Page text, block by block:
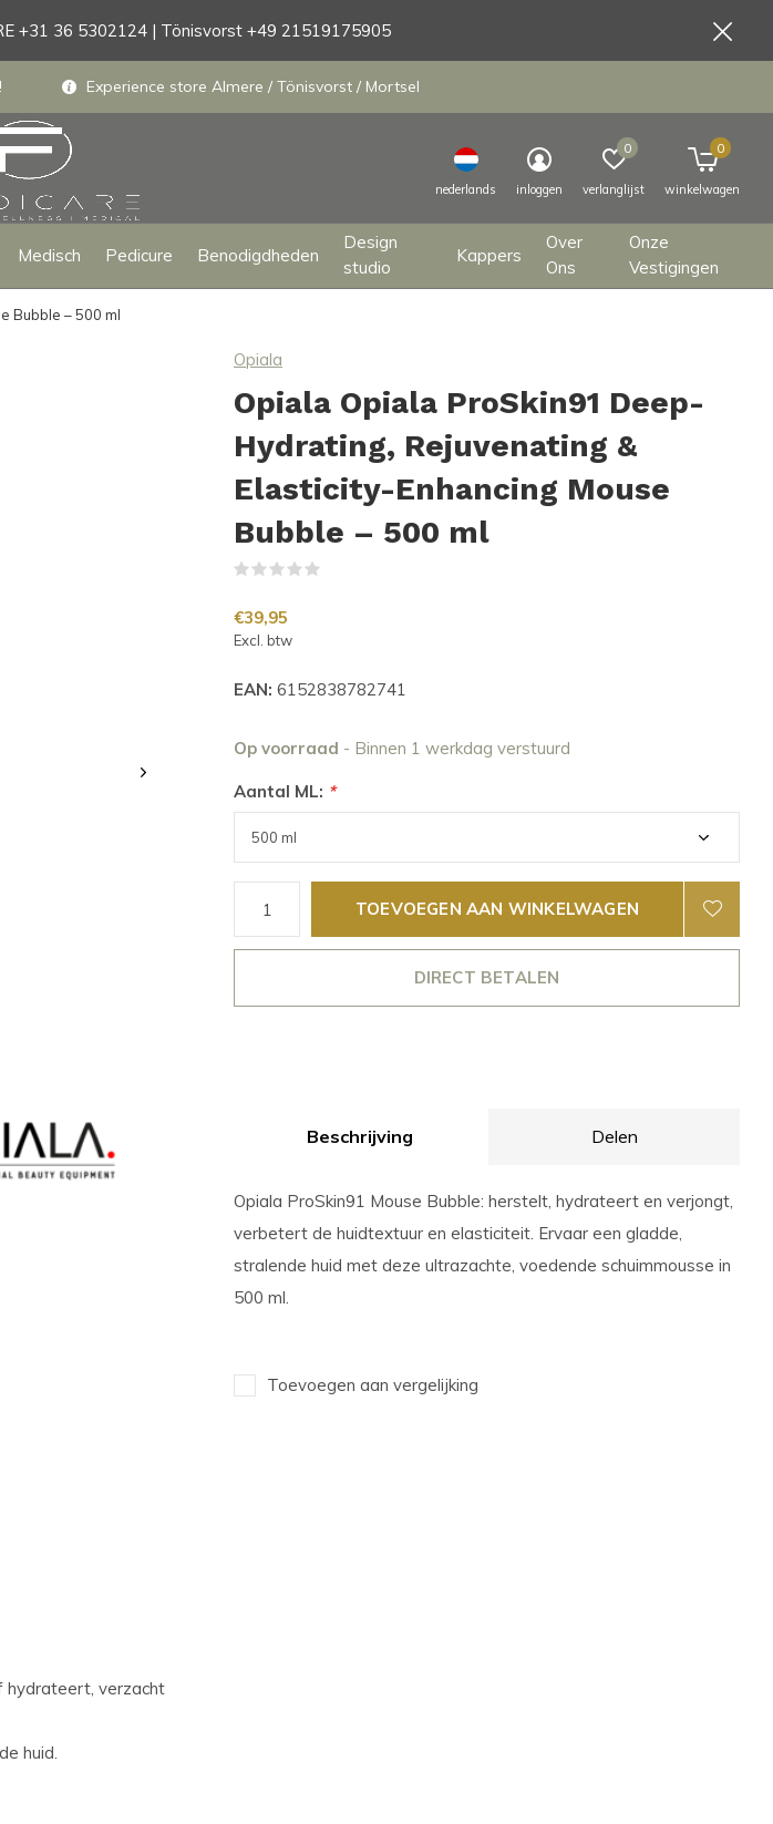
Medisch Pedicure Benodigdheden
Design
studio
Kappers
Over
Ons
Onze
Vestigingen
nederlands inloggen verlanglijst
0
winkelwagen
0
Experience store Almere / Tönisvorst / Mortsel
+31 36 5302124 | Tönisvorst +49 21519175905
Bubble – 500 ml
Opiala
Opiala Opiala ProSkin91 Deep-
Hydrating, Rejuvenating &
Elasticity-Enhancing Mouse
Bubble – 500 ml
€39,95
Excl. btw
EAN: 6152838782741
Op voorraad - Binnen 1 werkdag verstuurd
Aantal ML: *
TOEVOEGEN AAN WINKELWAGEN
DIRECT BETALEN
Beschrijving Delen
Opiala ProSkin91 Mouse Bubble: herstelt, hydrateert en verjongt,
verbetert de huidtextuur en elasticiteit. Ervaar een gladde,
stralende huid met deze ultrazachte, voedende schuimmousse in
500 ml.
Toevoegen aan vergelijking
hydrateert, verzacht
huid.